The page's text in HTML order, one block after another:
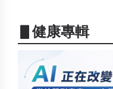
▋健康專輯